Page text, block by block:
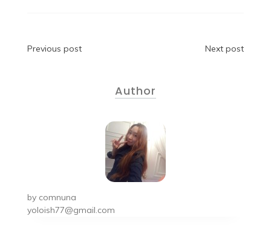
Previous post Next post
Author
by comnuna
yoloish77@gmail.com